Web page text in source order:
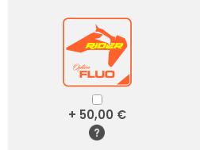
+ 50,00 €